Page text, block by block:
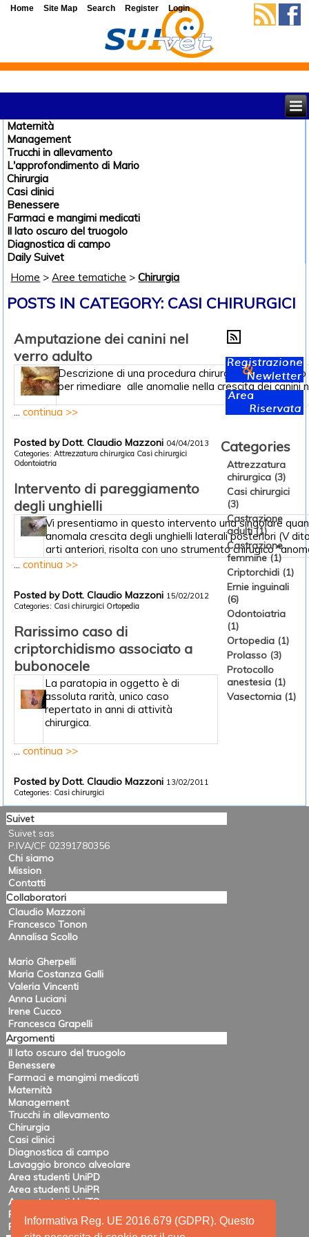
Informativa Reg. UE 2016.679 (GDPR). Questo
Maternità
Management
Trucchi in allevamento
L'approfondimento di Mario
Chirurgia
Casi clinici
Benessere
Farmaci e mangimi medicati
Il lato oscuro del truogolo
Diagnostica di campo
Daily Suivet
Home >Aree tematiche >Chirurgia
POSTS IN CATEGORY: CASI CHIRURGICI
Amputazione dei canini nel
verro adulto
Descrizione di una procedura chirurgica facile e
per rimediare alle anomalie nella crescita dei canini
...continua >>
Posted by Dott. Claudio Mazzoni 04/04/2013
Categories:Attrezzatura chirurgica Casi chirurgici
Odontoiatria
Intervento di pareggiamento
degli unghielli
Vi presentiamo in questo intervento una singolare
anomala crescita degli unghielli laterali posteriori (V
arti anteriori, risolta con uno strumento chirugico
...continua >>
Posted by Dott. Claudio Mazzoni 15/02/2012
Categories: Casi chirurgici Ortopedia
Rarissimo caso di
criptorchidismo associato a
bubonocele
La paratopia in oggetto è di
assoluta rarità, unico caso
repertato in anni di attività
chirurgica.
...continua >>
Posted by Dott. Claudio Mazzoni 13/02/2011
Categories: Casi chirurgici
Categories
Attrezzatura
chirurgica (3)
Casi chirurgici
(3)
Castrazione
adulti (1)
Castrazione
femmine (1)
Criptorchidi (1)
Ernie inguinali
(6)
Odontoiatria
(1)
Ortopedia (1)
Prolasso (3)
Protocollo
anestesia (1)
Vasectomia (1)
Suivet
Suivet sas
P.IVA/CF 02391780356
Chi siamo
Mission
Contatti
Collaboratori
Claudio Mazzoni
Francesco Tonon
Annalisa Scollo
Mario Gherpelli
Maria Costanza Galli
Valeria Vincenti
Anna Luciani
Irene Cucco
Francesca Grapelli
Argomenti
Il lato oscuro del truogolo
Benessere
Farmaci e mangimi medicati
Maternità
Management
Trucchi in allevamento
Chirurgia
Casi clinici
Diagnostica di campo
Lavaggio bronco alveolare
Area studenti UniPD
Area studenti UniPR
Area studenti UniTO
Recensioni di eventi
Pubblicazioni e ricerca
Home Site Map Search Register Login